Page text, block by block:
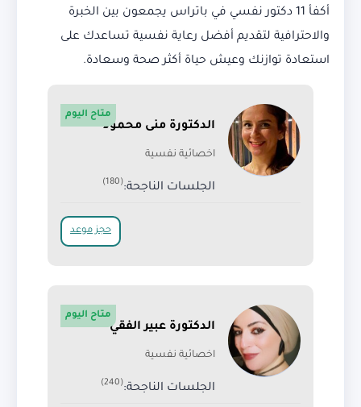
أكفأ 11 دكتور نفسي في باتراس يجمعون بين الخبرة
والاحترافية لتقديم أفضل رعاية نفسية تساعدك على
استعادة توازنك وعيش حياة أكثر صحة وسعادة.
الدكتورة منى محمود
اخصائية نفسية
الجلسات الناجحة:(180)
متاح اليوم
حجز موعد
الدكتورة عبير الفقي
اخصائية نفسية
الجلسات الناجحة:(240)
متاح اليوم